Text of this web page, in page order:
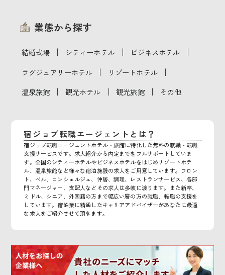
業態から探す
結婚式場 ｜ シティーホテル ｜ ビジネスホテル ｜
ラグジュアリーホテル ｜ リゾートホテル ｜
温泉旅館 ｜ 観光ホテル ｜ 観光旅館 ｜ その他
宿ジョブ転職エージェントとは？
宿ジョブ転職エージェントホテル・旅館に特化した無料の就職・転職
支援サービスです。求人紹介から内定までをフルサポートしていま
す。全国のシティーホテルやビジネスホテルをはじめリゾートホテ
ル、温泉旅館など様々な宿泊施設の求人をご用意しています。フロン
ト、ベル、コンシェルジュ、仲居、調理、レストランサービス、各部
門マネージャー、支配人などその求人は多岐に渡ります。また新卒、
ミドル、シニア、外国籍の方まで幅広い層の方の就職、転職の支援を
しています。宿泊業に精通したキャリアアドバイザーがあなたに最適
な求人をご紹介させて頂きます。